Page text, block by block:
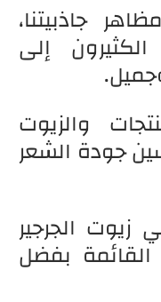
جاذبيتنا،
إلى
والزيوت
جودة الشعر
الجرجير
بفضل